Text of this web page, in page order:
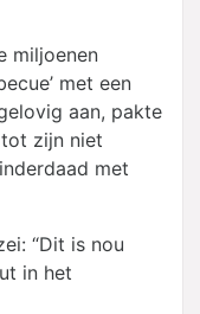
miljoenen
met een
aan, pakte
zijn niet
met
“Dit is nou
in het